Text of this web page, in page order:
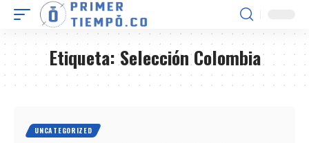
Etiqueta:Selección Colombia
UNCATEGORIZED